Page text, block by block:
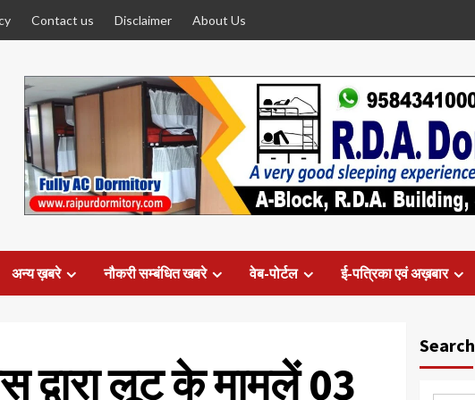
Contact us Disclaimer About Us
अन्य ख़बरे नौकरी सम्बंधित खबरे वेब-पोर्टल ई-पत्रिका एवं अख़बार
द्वारा लूट के मामलें 03
Search